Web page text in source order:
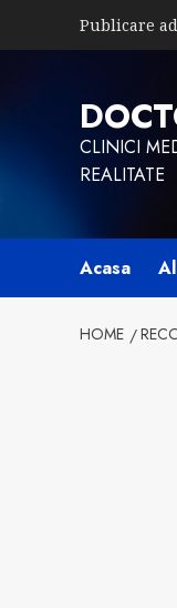
Publicare
CLINICI
REALITATE
Acasa
HOME